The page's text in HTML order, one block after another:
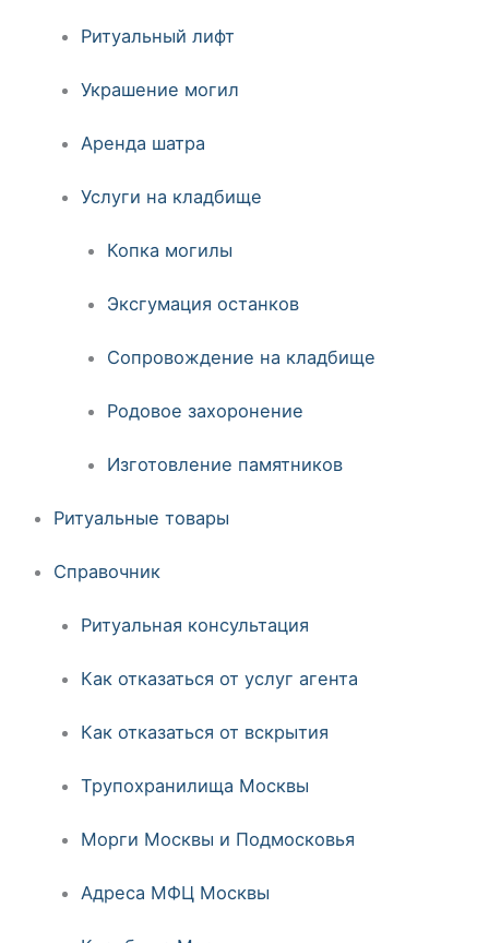
Ритуальный лифт
Украшение могил
Аренда шатра
Услуги на кладбище
Копка могилы
Эксгумация останков
Сопровождение на кладбище
Родовое захоронение
Изготовление памятников
Ритуальные товары
Справочник
Ритуальная консультация
Как отказаться от услуг агента
Как отказаться от вскрытия
Трупохранилища Москвы
Морги Москвы и Подмосковья
Адреса МФЦ Москвы